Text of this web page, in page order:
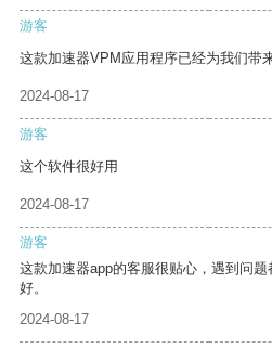
游客
这款加速器VPM应用程序已经为我们带
2024-08-17
游客
这个软件很好用
2024-08-17
游客
这款加速器app的客服很贴心，遇到问
好。
2024-08-17